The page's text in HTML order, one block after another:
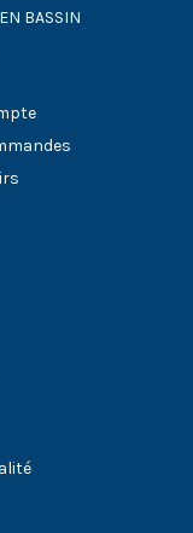
BASSIN